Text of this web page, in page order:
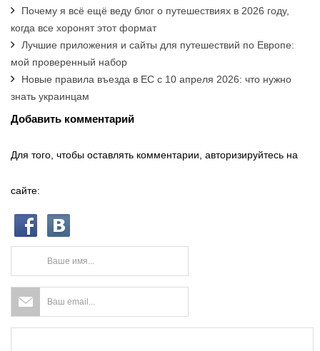
Почему я всё ещё веду блог о путешествиях в 2026 году,
когда все хоронят этот формат
Лучшие приложения и сайты для путешествий по Европе:
мой проверенный набор
Новые правила въезда в ЕС с 10 апреля 2026: что нужно
знать украинцам
Добавить комментарий
Для того, чтобы оставлять комментарии, авторизируйтесь на
сайте: